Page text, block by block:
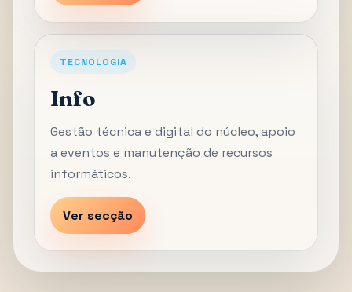
TECNOLOGIA
Info
Gestão técnica e digital do núcleo, apoio
a eventos e manutenção de recursos
informáticos.
Ver secção